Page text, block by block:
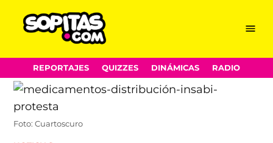
Skip
to
content
Menu
REPORTAJES QUIZZES DINÁMICAS RADIO
Foto: Cuartoscuro